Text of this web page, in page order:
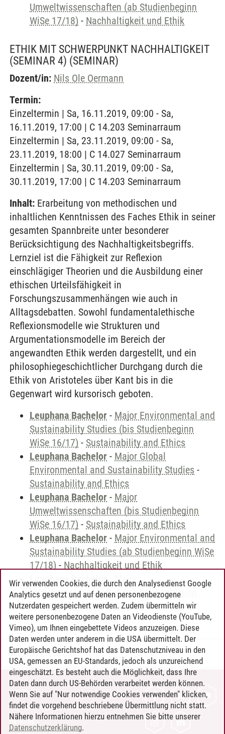
Umweltwissenschaften (ab Studienbeginn
WiSe 17/18) - Nachhaltigkeit und Ethik
ETHIK MIT SCHWERPUNKT NACHHALTIGKEIT
(SEMINAR 4) (SEMINAR)
Dozent/in: Nils Ole Oermann
Termin:
Einzeltermin | Sa, 16.11.2019, 09:00 - Sa,
16.11.2019, 17:00 | C 14.203 Seminarraum
Einzeltermin | Sa, 23.11.2019, 09:00 - Sa,
23.11.2019, 18:00 | C 14.027 Seminarraum
Einzeltermin | Sa, 30.11.2019, 09:00 - Sa,
30.11.2019, 17:00 | C 14.203 Seminarraum
Inhalt: Erarbeitung von methodischen und
inhaltlichen Kenntnissen des Faches Ethik in seiner
gesamten Spannbreite unter besonderer
Berücksichtigung des Nachhaltigkeitsbegriffs.
Lernziel ist die Fähigkeit zur Reflexion
einschlägiger Theorien und die Ausbildung einer
ethischen Urteilsfähigkeit in
Forschungszusammenhängen wie auch in
Alltagsdebatten. Sowohl fundamentalethische
Reflexionsmodelle wie Strukturen und
Argumentationsmodelle im Bereich der
angewandten Ethik werden dargestellt, und ein
philosophiegeschichtlicher Durchgang durch die
Ethik von Aristoteles über Kant bis in die
Gegenwart wird kursorisch geboten.
Leuphana Bachelor - Major Environmental and
Sustainability Studies (bis Studienbeginn
WiSe 16/17) - Sustainability and Ethics
Leuphana Bachelor - Major Global
Environmental and Sustainability Studies -
Sustainability and Ethics
Leuphana Bachelor - Major
Umweltwissenschaften (bis Studienbeginn
WiSe 16/17) - Sustainability and Ethics
Leuphana Bachelor - Major Environmental and
Sustainability Studies (ab Studienbeginn WiSe
17/18) - Nachhaltigkeit und Ethik
Leuphana Bachelor-Major
Umweltwissenschaften (ab Studienbeginn
WiSe 17/18)-Nachhaltigkeit und Ethik
Timo Leder/30.06.2024
KONTAKT
LEUPHANA ALS ARBEITGEBER
INTRANET
Wir verwenden Cookies, die durch den Analysedienst Google
Analytics gesetzt und auf denen personenbezogene
Nutzerdaten gespeichert werden. Zudem übermitteln wir
weitere personenbezogene Daten an Videodienste (YouTube,
Vimeo), um Ihnen eingebettete Videos anzuzeigen. Diese
Daten werden unter anderem in die USA übermittelt. Der
Europäische Gerichtshof hat das Datenschutzniveau in den
USA, gemessen an EU-Standards, jedoch als unzureichend
eingeschätzt. Es besteht auch die Möglichkeit, dass Ihre
Daten dann durch US-Behörden verarbeitet werden können.
Wenn Sie auf "Nur notwendige Cookies verwenden" klicken,
findet die vorgehend beschriebene Übermittlung nicht statt.
Nähere Informationen hierzu entnehmen Sie bitte unserer
Datenschutzerklärung.